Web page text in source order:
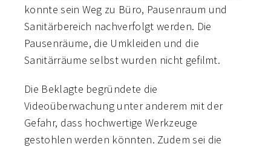
konnte sein Weg zu Büro, Pausenraum und
Sanitärbereich nachverfolgt werden. Die
Pausenräume, die Umkleiden und die
Sanitärräume selbst wurden nicht gefilmt.
Die Beklagte begründete die
Videoüberwachung unter anderem mit der
Gefahr, dass hochwertige Werkzeuge
gestohlen werden könnten. Zudem sei die